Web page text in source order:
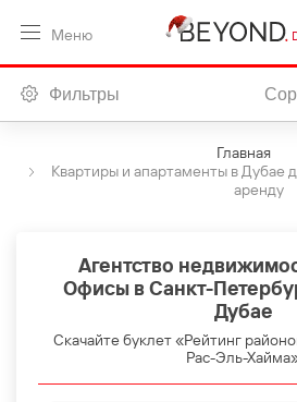
Меню
Фильтры
Главная
Квартиры и апартаменты в Дубае
аренду
Агентство
Офисы в Санкт-
Дубае
Скачайте буклет «Рейтинг
Рас-Эль-